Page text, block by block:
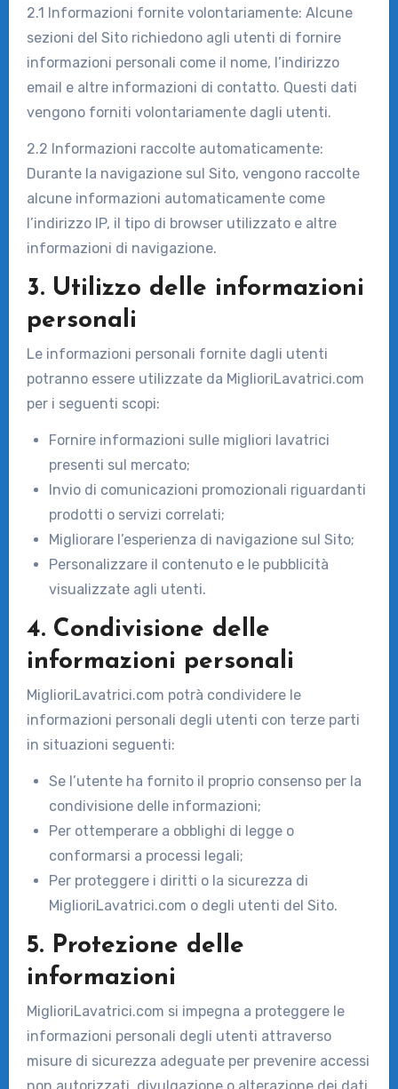
2.1 Informazioni fornite volontariamente: Alcune
sezioni del Sito richiedono agli utenti di fornire
informazioni personali come il nome, l’indirizzo
email e altre informazioni di contatto. Questi dati
vengono forniti volontariamente dagli utenti.
2.2 Informazioni raccolte automaticamente:
Durante la navigazione sul Sito, vengono raccolte
alcune informazioni automaticamente come
l’indirizzo IP, il tipo di browser utilizzato e altre
informazioni di navigazione.
3. Utilizzo delle informazioni
personali
Le informazioni personali fornite dagli utenti
potranno essere utilizzate da MiglioriLavatrici.com
per i seguenti scopi:
Fornire informazioni sulle migliori lavatrici
presenti sul mercato;
Invio di comunicazioni promozionali riguardanti
prodotti o servizi correlati;
Migliorare l’esperienza di navigazione sul Sito;
Personalizzare il contenuto e le pubblicità
visualizzate agli utenti.
4. Condivisione delle
informazioni personali
MiglioriLavatrici.com potrà condividere le
informazioni personali degli utenti con terze parti
in situazioni seguenti:
Se l’utente ha fornito il proprio consenso per la
condivisione delle informazioni;
Per ottemperare a obblighi di legge o
conformarsi a processi legali;
Per proteggere i diritti o la sicurezza di
MiglioriLavatrici.com o degli utenti del Sito.
5. Protezione delle
informazioni
MiglioriLavatrici.com si impegna a proteggere le
informazioni personali degli utenti attraverso
misure di sicurezza adeguate per prevenire accessi